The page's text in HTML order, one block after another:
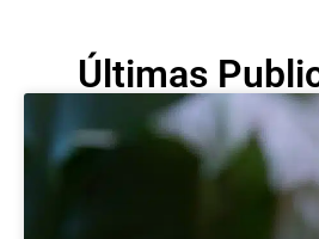
Últimas